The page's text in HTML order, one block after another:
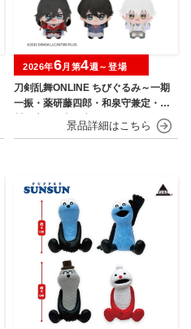
刀剣乱舞ONLINE ちびぐるみ～一期
一振・薬研藤四郎・和泉守兼定・堀
川国広・鶴丸国永～
2026年6月第4週～登場